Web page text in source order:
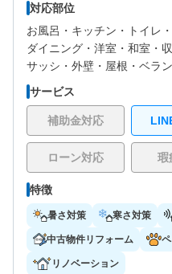
対応部位
お風呂・ キッチン・ トイレ・
ダイニング・ 洋室・ 和室・
サッシ・ 外壁・ 屋根・ ベラ
サービス
補助金対応
ローン対応 瑕
特徴
暑さ対策 寒さ対策
中古物件リフォーム
リノベーション